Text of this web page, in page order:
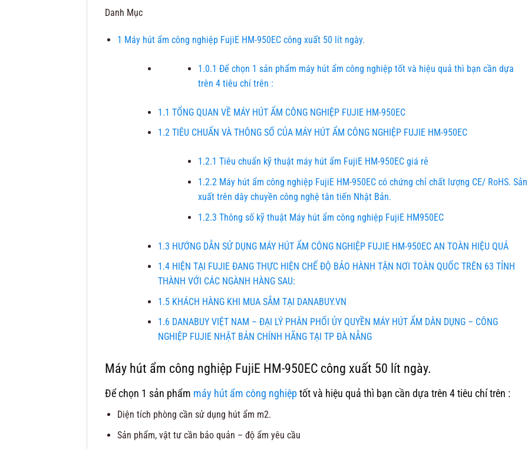
Danh Mục
1 Máy hút ẩm công nghiệp FujiE HM-950EC công xuất 50 lít ngày.
1.0.1 Để chọn 1 sản phẩm máy hút ẩm công nghiệp tốt và hiệu quả thì bạn cần dựa
trên 4 tiêu chí trên :
1.1 TỔNG QUAN VỀ MÁY HÚT ẨM CÔNG NGHIỆP FUJIE HM-950EC
1.2TIÊU CHUẨN VÀ THÔNG SỐ CỦA MÁY HÚT ẨM CÔNG NGHIỆP FUJIE HM-950EC
1.2.1 Tiêu chuẩn kỹ thuật máy hút ẩm FujiE HM-950EC giá rẻ
1.2.2 Máy hút ẩm công nghiệp FujiE HM-950EC có chứng chỉ chất lượng CE/ RoHS. Sản
xuất trên dây chuyền công nghệ tân tiến Nhật Bản.
1.2.3 Thông số kỹ thuật Máy hút ẩm công nghiệp FujiE HM950EC
1.3 HƯỚNG DẪN SỬ DỤNG MÁY HÚT ẨM CÔNG NGHIỆP FUJIE HM-950EC AN TOÀN HIỆU QUẢ
1.4HIỆN TẠI FUJIE ĐANG THỰC HIỆN CHẾ ĐỘ BẢO HÀNH TẬN NƠI TOÀN QUỐC TRÊN 63 TỈNH
THÀNH VỚI CÁC NGÀNH HÀNG SAU:
1.5KHÁCH HÀNG KHI MUA SẮM TẠI DANABUY.VN
1.6 DANABUY VIỆT NAM – ĐẠI LÝ PHÂN PHỐI ỦY QUYỀN MÁY HÚT ẨM DÂN DỤNG – CÔNG
NGHIỆP FUJIE NHẬT BẢN CHÍNH HÃNG TẠI TP ĐÀ NẴNG
Máy hút ẩm công nghiệp FujiE HM-950EC công xuất 50 lít ngày.
Để chọn 1 sản phẩm máy hút ẩm công nghiệp tốt và hiệu quả thì bạn cần dựa trên 4 tiêu chí trên :
Diện tích phòng cần sử dụng hút ẩm m2.
Sản phẩm, vật tư cần bảo quản – độ ẩm yêu cầu